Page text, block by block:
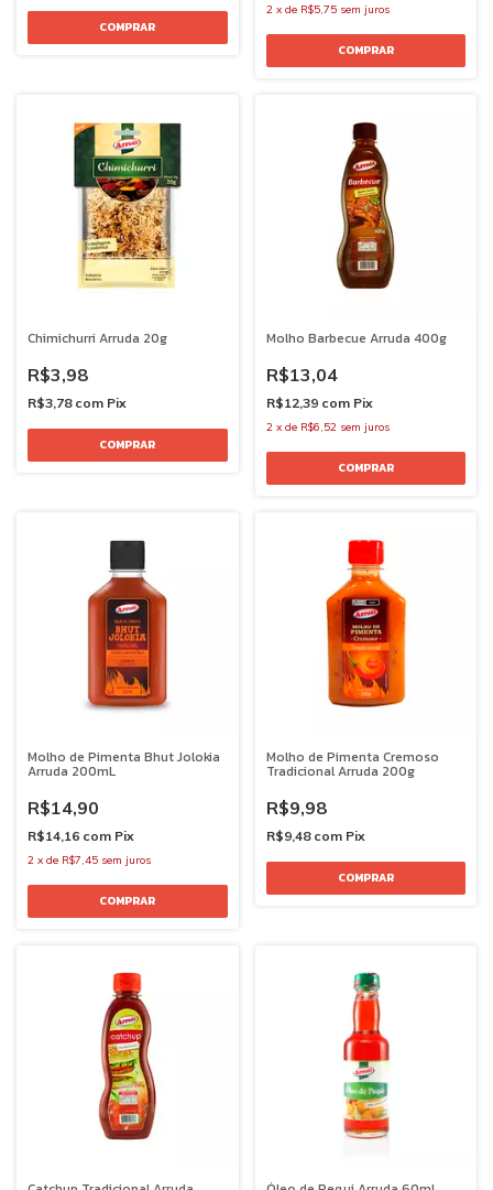
2 x de R$5,75 sem juros
Chimichurri Arruda 20g
R$3,98
R$3,78 com Pix
Molho Barbecue Arruda 400g
R$13,04
R$12,39 com Pix
2 x de R$6,52 sem juros
Molho de Pimenta Bhut Jolokia
Arruda 200mL
R$14,90
R$14,16 com Pix
2 x de R$7,45 sem juros
Molho de Pimenta Cremoso
Tradicional Arruda 200g
R$9,98
R$9,48 com Pix